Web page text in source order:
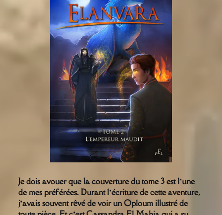
Je dois avouer que la couverture du tome 3 est l’une
de mes préférées. Durant l’écriture de cette aventure,
j’avais souvent rêvé de voir un Oploum illustré de